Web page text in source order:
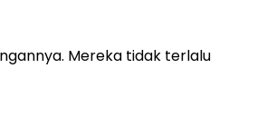
Mereka tidak terlalu